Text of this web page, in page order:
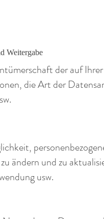
Weitergabe
der auf
die Art der
ändern und zu
usw.